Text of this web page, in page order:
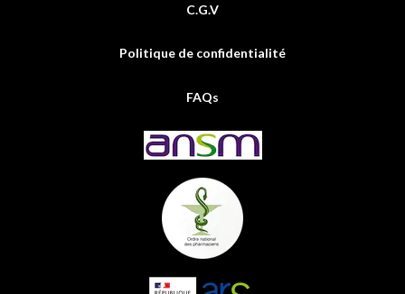
C.G.V
Politique de confidentialité
FAQs